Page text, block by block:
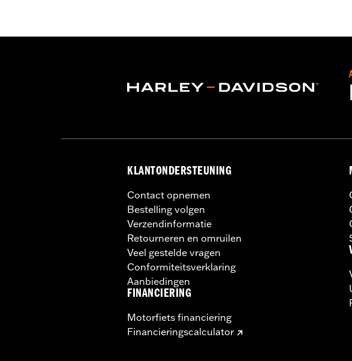
Installatie-instructies
In de doos:Staander, Bar & Shield medaillon en
KLANTONDERSTEUNING
Contact opnemen
Bestelling volgen
Verzendinformatie
Retourneren en omruilen
Veel gestelde vragen
Conformiteitsverklaring
Aanbiedingen
FINANCIERING
Motorfiets financiering
Financieringscalculator